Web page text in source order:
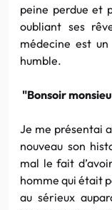
peine perdue et
oubliant ses
médecine est
humble.
"Bonsoir
Je me présentai
nouveau son
mal le fait
homme qui était
au sérieux